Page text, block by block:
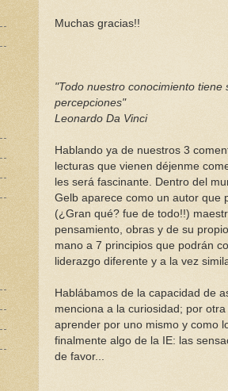
Muchas gracias!!
"Todo nuestro conocimiento
percepciones"
Leonardo Da Vinci
Hablando ya de nuestros 3
lecturas que vienen déjenme
les será fascinante. Dentro del
Gelb aparece como un autor que
(¿Gran qué? fue de todo!!)
pensamiento, obras y de su
mano a 7 principios que podrán
liderazgo diferente y a la vez
Hablábamos de la capacidad de
menciona a la curiosidad; por
aprender por uno mismo y como
finalmente algo de la IE: las
de favor...